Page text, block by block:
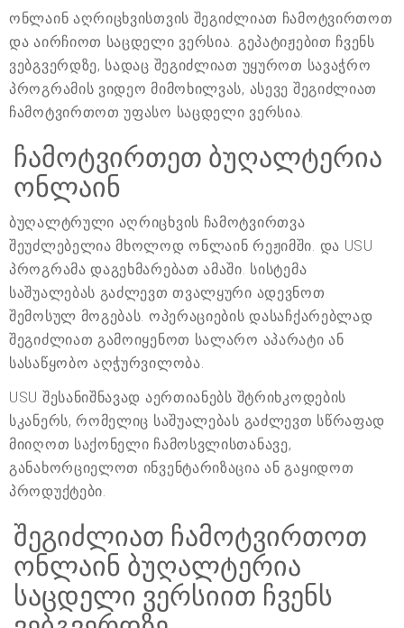
ონლაინ აღრიცხვისთვის შეგიძლიათ ჩამოტვირთოთ
და აირჩიოთ საცდელი ვერსია. გეპატიჟებით ჩვენს
ვებგვერდზე, სადაც შეგიძლიათ უყუროთ სავაჭრო
პროგრამის ვიდეო მიმოხილვას, ასევე შეგიძლიათ
ჩამოტვირთოთ უფასო საცდელი ვერსია.
ჩამოტვირთეთ ბუღალტერია
ონლაინ
ბუღალტრული აღრიცხვის ჩამოტვირთვა
შეუძლებელია მხოლოდ ონლაინ რეჟიმში. და USU
პროგრამა დაგეხმარებათ ამაში. სისტემა
საშუალებას გაძლევთ თვალყური ადევნოთ
შემოსულ მოგებას. ოპერაციების დასაჩქარებლად
შეგიძლიათ გამოიყენოთ სალარო აპარატი ან
სასაწყობო აღჭურვილობა.
USU შესანიშნავად აერთიანებს შტრიხკოდების
სკანერს, რომელიც საშუალებას გაძლევთ სწრაფად
მიიღოთ საქონელი ჩამოსვლისთანავე,
განახორციელოთ ინვენტარიზაცია ან გაყიდოთ
პროდუქტები.
შეგიძლიათ ჩამოტვირთოთ
ონლაინ ბუღალტერია
საცდელი ვერსიით ჩვენს